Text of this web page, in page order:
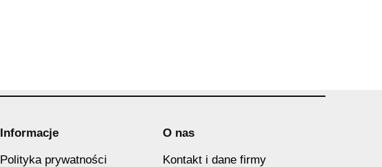
Informacje
Polityka prywatności
O nas
Kontakt i dane firmy